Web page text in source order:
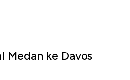
Medan ke Davos